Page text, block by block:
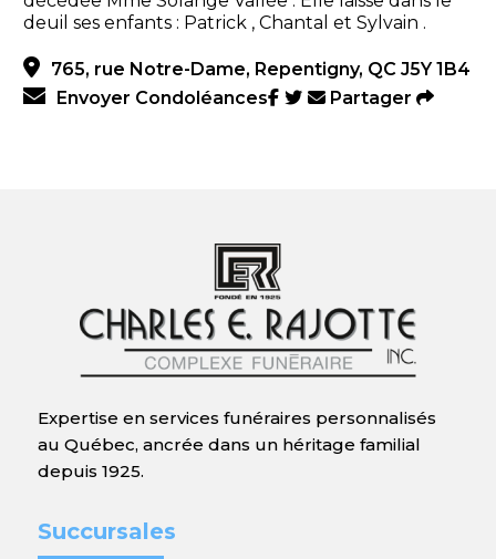
deuil ses enfants : Patrick , Chantal et Sylvain .
765, rue Notre-Dame, Repentigny, QC J5Y 1B4
Envoyer Condoléances
Partager
Expertise en services funéraires personnalisés
au Québec, ancrée dans un héritage familial
depuis 1925.
Succursales